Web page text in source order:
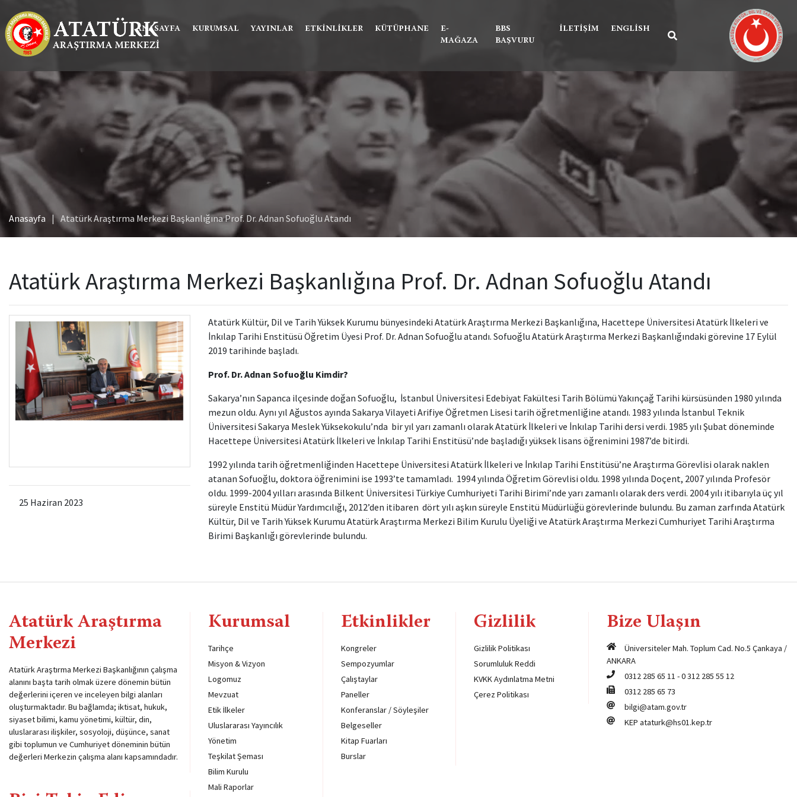
ANASAYFA KURUMSAL YAYINLAR ETKINLIKLER KÜTÜPHANE
E-
MAĞAZA
BBS
BAŞVURU
İLETIŞIM ENGLISH
Anasayfa Atatürk Araştırma Merkezi Başkanlığına Prof. Dr. Adnan Sofuoğlu Atandı
Atatürk Araştırma Merkezi Başkanlığına Prof. Dr. Adnan Sofuoğlu Atandı
25 Haziran 2023
Atatürk Kültür, Dil ve Tarih Yüksek Kurumu bünyesindeki Atatürk Araştırma Merkezi Başkanlığına, Hacettepe Üniversitesi Atatürk İlkeleri ve
İnkılap Tarihi Enstitüsü Öğretim Üyesi Prof. Dr. Adnan Sofuoğlu atandı. Sofuoğlu Atatürk Araştırma Merkezi Başkanlığındaki görevine 17 Eylül
2019 tarihinde başladı.
Prof. Dr. Adnan Sofuoğlu Kimdir?
Sakarya’nın Sapanca ilçesinde doğan Sofuoğlu, İstanbul Üniversitesi Edebiyat Fakültesi Tarih Bölümü Yakınçağ Tarihi kürsüsünden 1980 yılında
mezun oldu. Aynı yıl Ağustos ayında Sakarya Vilayeti Arifiye Öğretmen Lisesi tarih öğretmenliğine atandı. 1983 yılında İstanbul Teknik
Üniversitesi Sakarya Meslek Yüksekokulu’nda bir yıl yarı zamanlı olarak Atatürk İlkeleri ve İnkılap Tarihi dersi verdi. 1985 yılı Şubat döneminde
Hacettepe Üniversitesi Atatürk İlkeleri ve İnkılap Tarihi Enstitüsü’nde başladığı yüksek lisans öğrenimini 1987’de bitirdi.
1992 yılında tarih öğretmenliğinden Hacettepe Üniversitesi Atatürk İlkeleri ve İnkılap Tarihi Enstitüsü’ne Araştırma Görevlisi olarak naklen
atanan Sofuoğlu, doktora öğrenimini ise 1993’te tamamladı. 1994 yılında Öğretim Görevlisi oldu. 1998 yılında Doçent, 2007 yılında Profesör
oldu. 1999-2004 yılları arasında Bilkent Üniversitesi Türkiye Cumhuriyeti Tarihi Birimi’nde yarı zamanlı olarak ders verdi. 2004 yılı itibarıyla üç yıl
süreyle Enstitü Müdür Yardımcılığı, 2012’den itibaren dört yılı aşkın süreyle Enstitü Müdürlüğü görevlerinde bulundu. Bu zaman zarfında Atatürk
Kültür, Dil ve Tarih Yüksek Kurumu Atatürk Araştırma Merkezi Bilim Kurulu Üyeliği ve Atatürk Araştırma Merkezi Cumhuriyet Tarihi Araştırma
Birimi Başkanlığı görevlerinde bulundu.
Atatürk Araştırma
Merkezi
Atatürk Araştırma Merkezi Başkanlığının çalışma
alanını başta tarih olmak üzere dönemin bütün
değerlerini içeren ve inceleyen bilgi alanları
oluşturmaktadır. Bu bağlamda; iktisat, hukuk,
siyaset bilimi, kamu yönetimi, kültür, din,
uluslararası ilişkiler, sosyoloji, düşünce, sanat
gibi toplumun ve Cumhuriyet döneminin bütün
değerleri Merkezin çalışma alanı kapsamındadır.
Kurumsal
Tarihçe
Misyon & Vizyon
Logomuz
Mevzuat
Etik İlkeler
Uluslararası Yayıncılık
Yönetim
Teşkilat Şeması
Bilim Kurulu
Mali Raporlar
Etkinlikler
Kongreler
Sempozyumlar
Çalıştaylar
Paneller
Konferanslar / Söyleşiler
Belgeseller
Kitap Fuarları
Burslar
Gizlilik
Gizlilik Politikası
Sorumluluk Reddi
KVKK Aydınlatma Metni
Çerez Politikası
Bize Ulaşın
Üniversiteler Mah. Toplum Cad. No.5 Çankaya /
ANKARA
0312 285 65 11 -0 312 285 55 12
0312 285 65 73
bilgi@atam.gov.tr
KEP ataturk@hs01.kep.tr